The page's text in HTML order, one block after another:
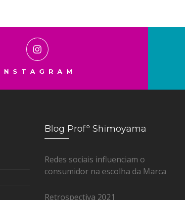
Blog Profº Shimoyama
Redes sociais influenciam o
consumidor na escolha da Marca
Retrospectiva 2021